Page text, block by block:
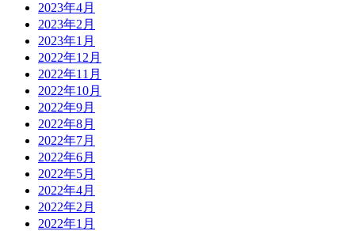
2023年4月
2023年2月
2023年1月
2022年12月
2022年11月
2022年10月
2022年9月
2022年8月
2022年7月
2022年6月
2022年5月
2022年4月
2022年2月
2022年1月